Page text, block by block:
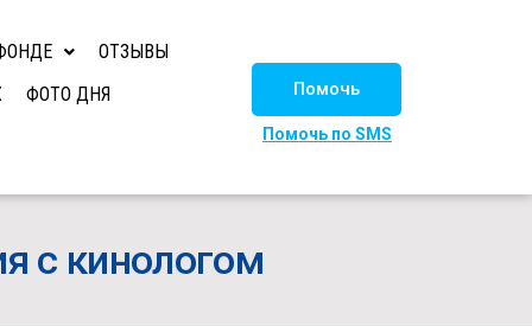
ОТЗЫВЫ
ФОТО ДНЯ
Помочь
Помочь по SMS
с кинологом